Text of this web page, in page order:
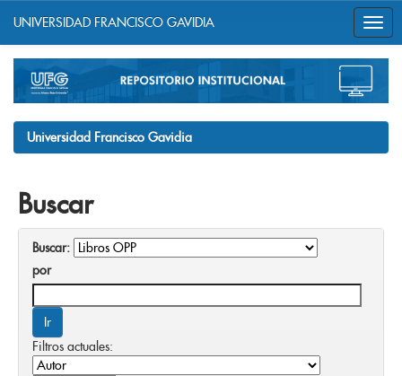
navigation
UNIVERSIDAD FRANCISCO GAVIDIA
Universidad Francisco Gavidia
Buscar
Buscar:
por
Filtros actuales: